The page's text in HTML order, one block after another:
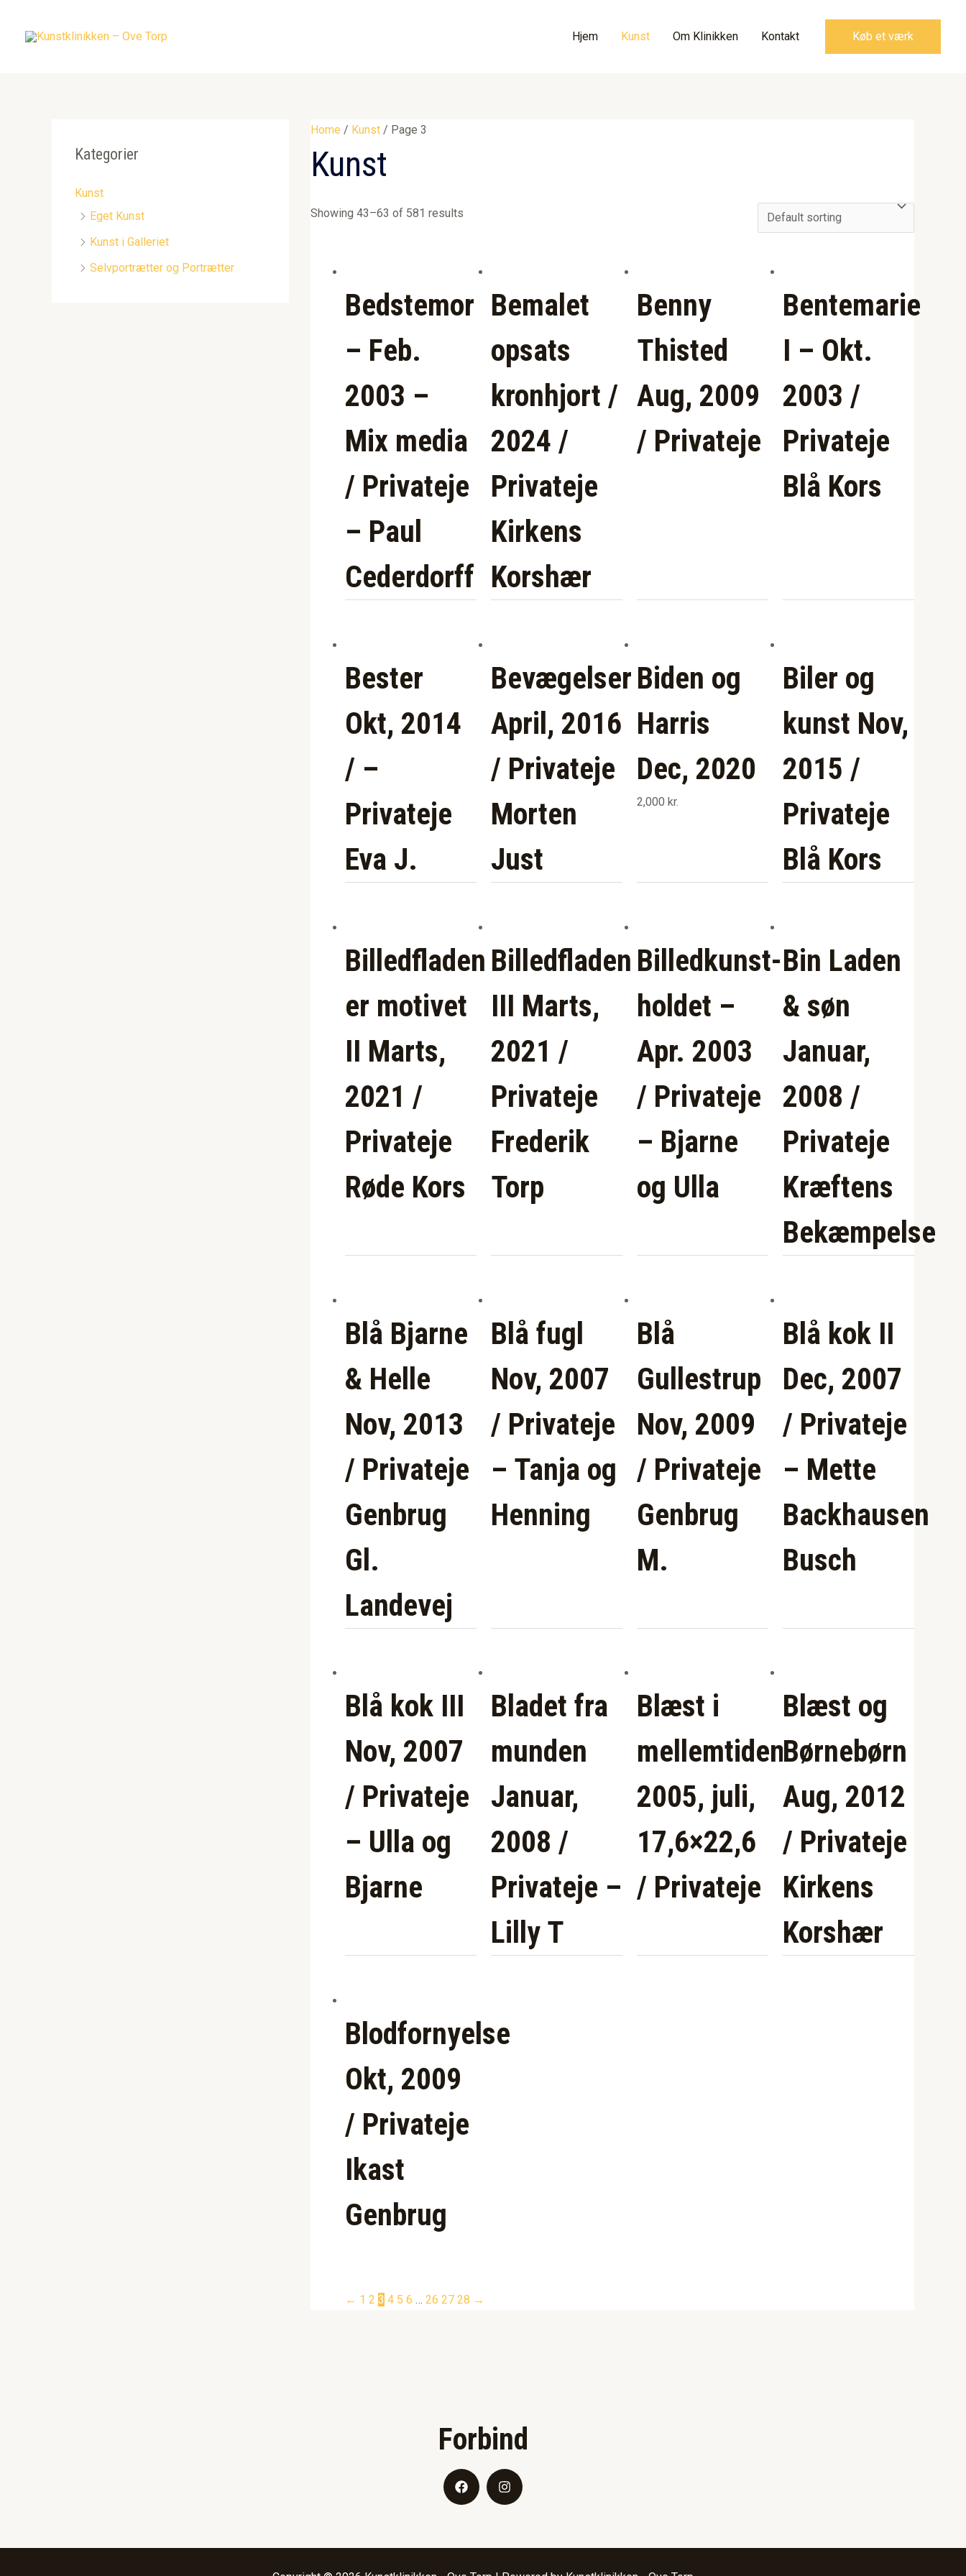
Hjem Kunst Om Klinikken Kontakt Køb et værk
Kategorier
Kunst
Eget Kunst
Kunst i Galleriet
Selvportrætter og Portrætter
Home / Kunst / Page 3
Kunst
Showing 43–63 of 581 results
Bedstemor
– Feb.
2003 –
Mix media
/ Privateje
– Paul
Cederdorff
Bemalet
opsats
kronhjort /
2024 /
Privateje
Kirkens
Korshær
Benny
Thisted
Aug, 2009
/ Privateje
Bentemarie
I – Okt.
2003 /
Privateje
Blå Kors
Bester
Okt, 2014
/ –
Privateje
Eva J.
Bevægelser
April, 2016
/ Privateje
Morten
Just
Biden og
Harris
Dec, 2020
2,000 kr.
Biler og
kunst Nov,
2015 /
Privateje
Blå Kors
Billedfladen
er motivet
II Marts,
2021 /
Privateje
Røde Kors
Billedfladen
III Marts,
2021 /
Privateje
Frederik
Torp
Billedkunst-
holdet –
Apr. 2003
/ Privateje
– Bjarne
og Ulla
Bin Laden
& søn
Januar,
2008 /
Privateje
Kræftens
Bekæmpelse
Blå Bjarne
& Helle
Nov, 2013
/ Privateje
Genbrug
Gl.
Landevej
Blå fugl
Nov, 2007
/ Privateje
– Tanja og
Henning
Blå
Gullestrup
Nov, 2009
/ Privateje
Genbrug
M.
Blå kok II
Dec, 2007
/ Privateje
– Mette
Backhausen
Busch
Blå kok III
Nov, 2007
/ Privateje
– Ulla og
Bjarne
Bladet fra
munden
Januar,
2008 /
Privateje –
Lilly T
Blæst i
mellemtiden
2005, juli,
17,6×22,6
/ Privateje
Blæst og
Børnebørn
Aug, 2012
/ Privateje
Kirkens
Korshær
Blodfornyelse
Okt, 2009
/ Privateje
Ikast
Genbrug
← 1 2 3 4 5 6 … 26 27 28 →
Forbind